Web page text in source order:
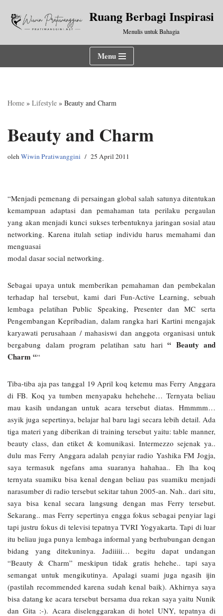
Lompat
Ruang Berbagi Inspirasi
Menulis untuk Bahagia
Menu
Home » Lifestyle » Beauty and Charm
Beauty and Charm
olehWiwin Pratiwanggini 25 April 2011
“Menjadi pemenang di persaingan global salah satunya ditentukan
kemampuan adaptasi dan pemahaman tata perilaku pergaulan
yang akan menjadi kunci sukses terbentuknya jaringan sosial atau
networking. Karena itulah setiap individu harus memahami dan
menguasai
modal dasar social networking.
Sebagai upaya untuk memberikan pemahaman dan pembekalan
terhadap hal tersebut, kami dari Fun-Active Learning, sebuah
lembaga pelatihan Public Speaking, Presenter dan MC serta
Pengembangan Kepribadian, dalam rangka hari Kartini mengajak
karyawati perusahaan / mahasiswi dan anggota organisasi untuk
bergabung dalam program pelatihan satu hari “ Beauty and
Charm ““
Tiba-tiba aja pas tanggal 19 April koq ketemu mas Ferry Anggara
di FB. Koq ya tumben menyapaku hehehehe… Ternyata beliau
mau kasih undangan untuk acara tersebut diatas. Hmmmm…
asyik juga sepertinya, belajar hal baru lagi secara lebih detail. Ada
tiga materi yang diberikan di training tersebut yaitu: table manner,
beauty class, dan etiket & komunikasi. Intermezzo sejenak ya..
dulu mas Ferry Anggara adalah penyiar radio Yashika FM Jogja,
saya termasuk ngefans ama suaranya hahahaa.. Eh lha koq
ternyata suamiku bisa kenal dengan beliau pas suamiku menjadi
narasumber di radio tersebut sekitar tahun 2005-an. Nah.. dari situ,
saya bisa kenal secara langsung dengan mas Ferry tersebut.
Sekarang.. mas Ferry sepertinya engga fokus sebagai penyiar lagi
tapi justru fokus di televisi tepatnya TVRI Yogyakarta. Tapi di luar
itu beliau juga punya lembaga informal yang berhubungan dengan
bidang yang ditekuninya. Jadiiiii… begitu dapat undangan
“Beauty & Charm” meskipun tidak gratis hehehe.. tapi saya
semangat untuk mengikutinya. Apalagi suami juga ngasih ijin
(pastilah recommended karena sudah kenal baik). Akhirnya saya
bisa datang ke acara tersebut bersama dua rekan saya yaitu Nunik
dan Gita :-). Acara diselenggarakan di hotel UNY, tepatnya di